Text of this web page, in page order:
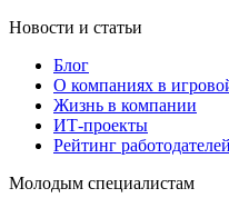
Новости и статьи
Блог
О компаниях в
Жизнь в компании
ИТ-проекты
Рейтинг
Молодым специалистам